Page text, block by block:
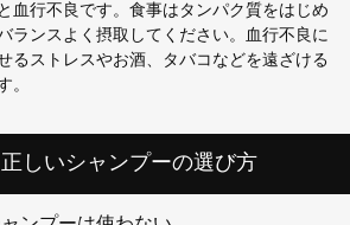
血行不良です。食事はタンパク質をはじめ
ランスよく摂取してください。血行不良に
るストレスやお酒、タバコなどを遠ざける
。
しいシャンプーの選び方